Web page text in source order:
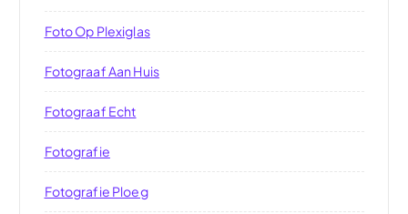
Foto Op Plexiglas
Fotograaf Aan Huis
Fotograaf Echt
Fotografie
Fotografie Ploeg